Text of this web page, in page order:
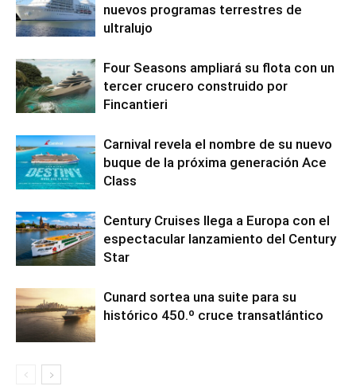
nuevos programas terrestres de
ultralujo
Four Seasons ampliará su flota con un
tercer crucero construido por
Fincantieri
Carnival revela el nombre de su nuevo
buque de la próxima generación Ace
Class
Century Cruises llega a Europa con el
espectacular lanzamiento del Century
Star
Cunard sortea una suite para su
histórico 450.º cruce transatlántico